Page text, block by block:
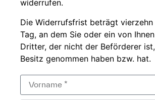
widerrufen.
Die Widerrufsfrist beträgt
Tag, an dem Sie oder ein von Ihnen
Dritter, der nicht der Beförderer
Besitz genommen haben bzw. hat.